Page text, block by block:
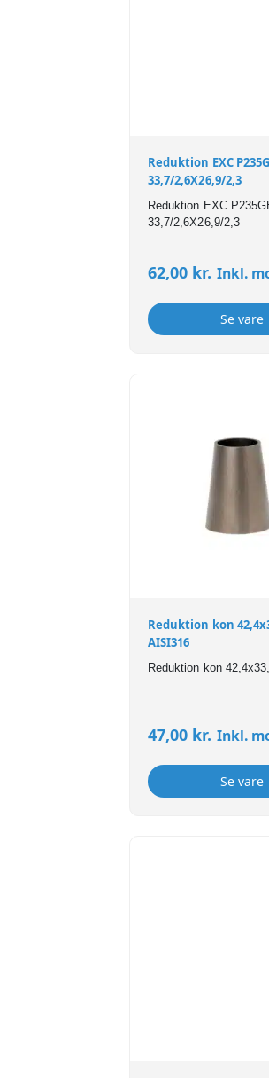
Reduktion EXC
33,7/2,6X26,9/2,3
Reduktion EXC
33,7/2,6X26,9/2,3
62,00 kr. Inkl.
Se vare
Reduktion kon
AISI316
Reduktion kon
47,00 kr. Inkl.
Se vare